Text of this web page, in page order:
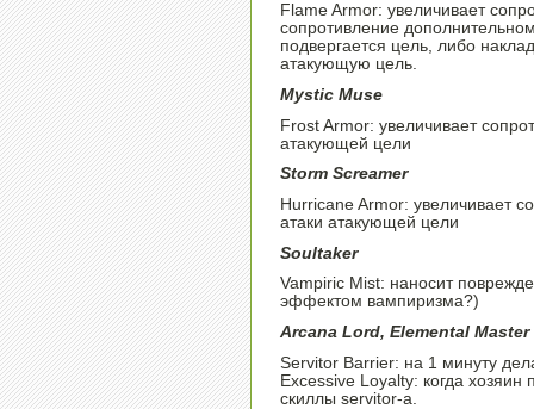
Flame Armor: увеличивает
сопротивление
подвергается цель, либо
атакующую цель.
Mystic Muse
Frost Armor: увеличивает
атакующей цели
Storm Screamer
Hurricane Armor: увеличивает
атаки атакующей цели
Soultaker
Vampiric Mist: наносит
эффектом вампиризма?)
Arcana Lord, Elemental
Servitor Barrier: на 1 минуту
Excessive Loyalty: когда
скиллы servitor-а.